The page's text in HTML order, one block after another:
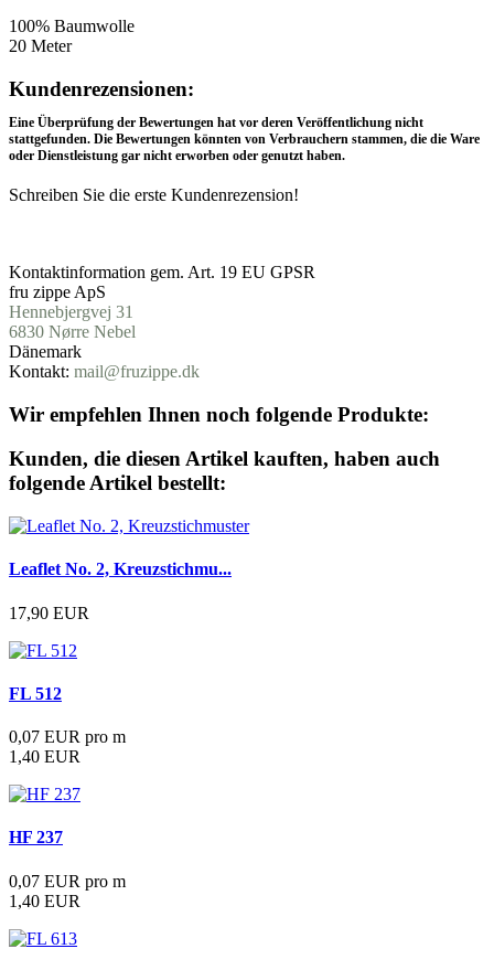
FL 441 – Details
100% Baumwolle
20 Meter
Rezensionen
Kundenrezensionen:
Eine Überprüfung der Bewertungen hat vor deren Veröffentlichung nicht
stattgefunden. Die Bewertungen könnten von Verbrauchern stammen, die die Ware
oder Dienstleistung gar nicht erworben oder genutzt haben.
Schreiben Sie die erste Kundenrezension!
Kontaktinformation gem. Art. 19 EU GPSR
fru zippe ApS
Hennebjergvej 31
6830 Nørre Nebel
Dänemark
Kontakt: mail@fruzippe.dk
Wir empfehlen Ihnen noch folgende Produkte:
Kunden, die diesen Artikel kauften, haben auch
folgende Artikel bestellt:
Leaflet No. 2, Kreuzstichmu...
17,90 EUR
FL 512
0,07 EUR pro m
1,40 EUR
HF 237
0,07 EUR pro m
1,40 EUR